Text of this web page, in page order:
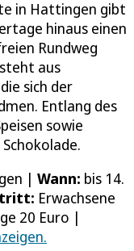
in Hattingen gibt
hinaus einen
Rundweg
aus
sich der
Entlang des
sowie
| Wann: bis 14.
Erwachsene
20 Euro |